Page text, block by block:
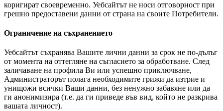
коригират своевременно. Уебсайтът не носи отговорност при
грешно предоставени данни от страна на своите Потребители.
Ограничение на съхранението
Уебсайтът съхранява Вашите лични данни за срок не по-дълъг
от момента на оттегляне на съгласието за обработване. След
заличаване на профила Ви или успешно приключване,
Администраторът полага необходимите грижи да изтрие и
унищожи всички Ваши данни, без ненужно забавяне или да
ги анонимизира (т.е. да ги приведе във вид, който не разкрива
вашата личност).